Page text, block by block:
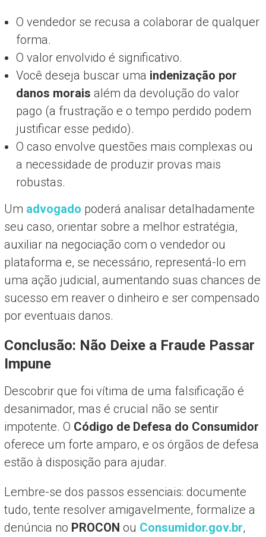
O vendedor se recusa a colaborar de qualquer
forma.
O valor envolvido é significativo.
Você deseja buscar uma indenização por
danos morais além da devolução do valor
pago (a frustração e o tempo perdido podem
justificar esse pedido).
O caso envolve questões mais complexas ou
a necessidade de produzir provas mais
robustas.
Um advogado poderá analisar detalhadamente
seu caso, orientar sobre a melhor estratégia,
auxiliar na negociação com o vendedor ou
plataforma e, se necessário, representá-lo em
uma ação judicial, aumentando suas chances de
sucesso em reaver o dinheiro e ser compensado
por eventuais danos.
Conclusão: Não Deixe a Fraude Passar
Impune
Descobrir que foi vítima de uma falsificação é
desanimador, mas é crucial não se sentir
impotente. O Código de Defesa do Consumidor
oferece um forte amparo, e os órgãos de defesa
estão à disposição para ajudar.
Lembre-se dos passos essenciais: documente
tudo, tente resolver amigavelmente, formalize a
denúncia no PROCON ou Consumidor.gov.br,